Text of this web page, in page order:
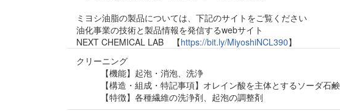
ミヨシ油脂の製品については、下記のサイトをご覧ください
油化事業の技術と製品情報を発信するwebサイト
NEXT CHEMICAL LAB 【https://bit.ly/MiyoshiNCL390】
クリーニング
【機能】起泡・消泡、洗浄
【構造・組成・特記事項】オレイン酸を主体とするソーダ石鹸
【特徴】各種繊維の洗浄剤、起泡の調整剤